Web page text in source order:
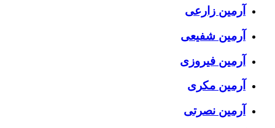
آرمین زارعی
آرمین شفیعی
آرمین فیروزی
آرمین مکری
آرمین نصرتی